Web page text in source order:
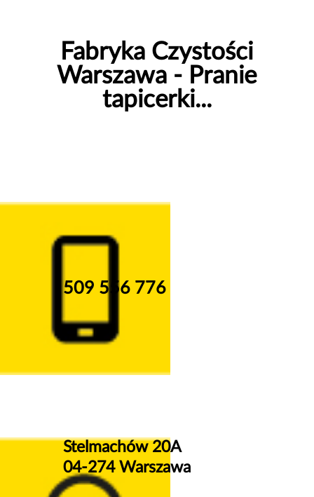
Fabryka Czystości
Warszawa - Pranie
tapicerki...
509 556 776
Stelmachów 20A
04-274 Warszawa